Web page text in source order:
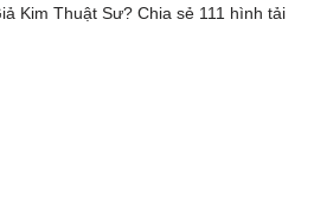
Kim Thuật Sư? Chia sẻ 111 hình tải